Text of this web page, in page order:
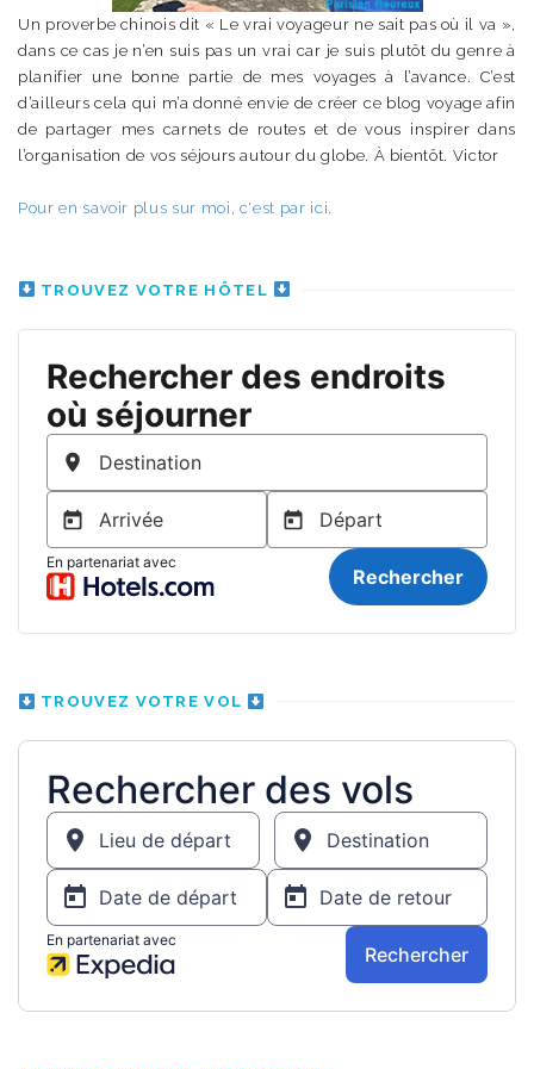
Un proverbe chinois dit « Le vrai voyageur ne sait pas où il va »,
dans ce cas je n’en suis pas un vrai car je suis plutôt du genre à
planifier une bonne partie de mes voyages à l’avance. C’est
d’ailleurs cela qui m’a donné envie de créer ce blog voyage afin
de partager mes carnets de routes et de vous inspirer dans
l’organisation de vos séjours autour du globe. À bientôt. Victor
Pour en savoir plus sur moi, c'est par ici.
TROUVEZ VOTRE HÔTEL
TROUVEZ VOTRE VOL